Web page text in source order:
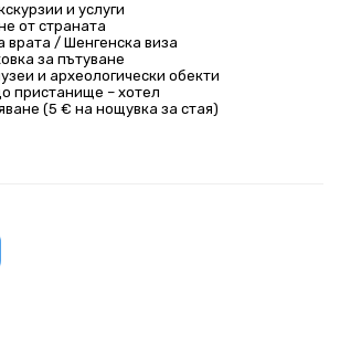
и услуги
от страната
врата / Шенгенска виза
за пътуване
и археологически обекти
пристанище – хотел
(5 € на нощувка за стая)